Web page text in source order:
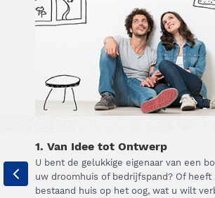
1. Van Idee tot Ontwerp
U bent de gelukkige eigenaar van een
uw droomhuis of bedrijfspand? Of heeft
bestaand huis op het oog, wat u wilt